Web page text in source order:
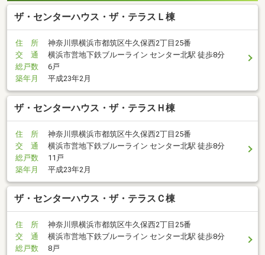
ザ・センターハウス・ザ・テラスＬ棟
住 所
神奈川県横浜市都筑区牛久保西2丁目25番
交 通
横浜市営地下鉄ブルーライン センター北駅 徒歩8分
総戸数
6戸
築年月
平成23年2月
ザ・センターハウス・ザ・テラスＨ棟
住 所
神奈川県横浜市都筑区牛久保西2丁目25番
交 通
横浜市営地下鉄ブルーライン センター北駅 徒歩8分
総戸数
11戸
築年月
平成23年2月
ザ・センターハウス・ザ・テラスＣ棟
住 所
神奈川県横浜市都筑区牛久保西2丁目25番
交 通
横浜市営地下鉄ブルーライン センター北駅 徒歩8分
総戸数
8戸